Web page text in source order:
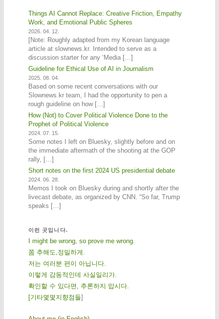
Things AI Cannot Replace: Creative Friction, Empathy
Work, and Emotional Public Spheres
2026. 04. 12.
[Note: Roughly adapted from my Korean language
article at slownews.kr. Intended to serve as a
discussion starter for any ‘Media […]
Guideline for Ethical Use of AI in Journalism
2025. 08. 04.
Based on some recent conversations with our
Slownews.kr team, I had the opportunity to pen a
rough guideline on how […]
How (Not) to Cover Political Violence Done to the
Prophet of Political Violence
2024. 07. 15.
Some notes I left on Bluesky, slightly before and on
the immediate aftermath of the shooting at the GOP
rally, […]
Short notes on the first 2024 US presidential debate
2024. 06. 28.
Memos I took on Bluesky during and shortly after the
livecast debate, as organized by CNN. “So far, Trump
speaks […]
이런 곳입니다.
I might be wrong, so prove me wrong.
쫌 추해도,정밀하게.
저는 여러분 편이 아닙니다.
이렇게 감동적인데 사실일리가.
확인할 수 있다면, 추론하지 맙시다.
[기 타몇 몇 지 향점 들]